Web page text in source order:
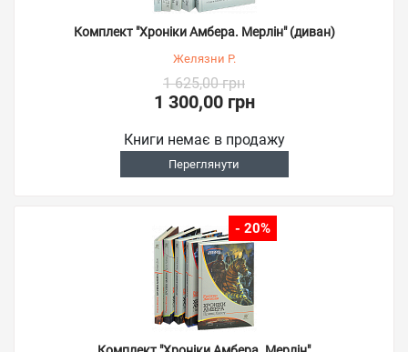
Комплект "Хроніки Амбера. Мерлін" (диван)
Желязни Р.
1 625,00 грн
1 300,00 грн
Книги немає в продажу
Переглянути
- 20%